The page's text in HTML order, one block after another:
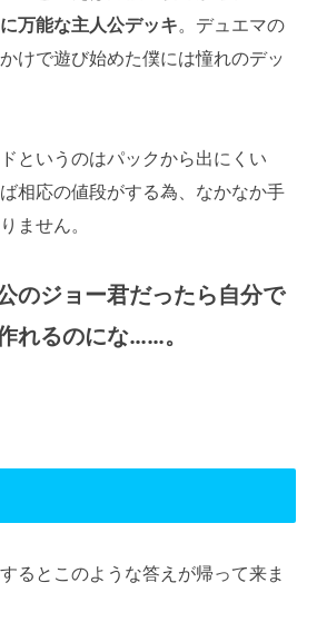
万能な主人公デッキ。デュエマの
けで遊び始めた僕には憧れのデッ
というのはパックから出にくい
相応の値段がする為、なかなか手
ません。
のジョー君だったら自分で
れるのにな……。
るとこのような答えが帰って来ま